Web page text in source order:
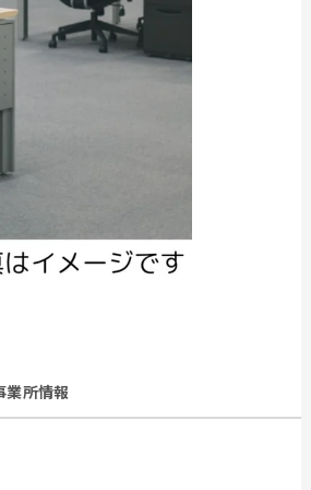
業所情報